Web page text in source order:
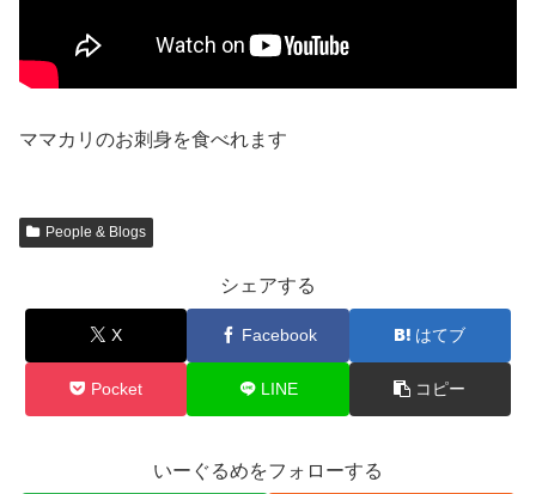
ママカリのお刺身を食べれます
People & Blogs
シェアする
X Facebook はてブ
Pocket LINE コピー
いーぐるめをフォローする